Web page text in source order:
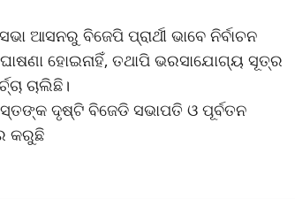
ଆସନରୁ ବିଜେପି ପ୍ରାର୍ଥୀ ଭାବେ ନିର୍ବାଚନ
ହୋଇନାହିଁ, ତଥାପି ଭରସାଯୋଗ୍ୟ ସୂତ୍ର
ଚାଲିଛି।
ଦୃଷ୍ଟି ବିଜେଡି ସଭାପତି ଓ ପୂର୍ବତନ
କରୁଛି